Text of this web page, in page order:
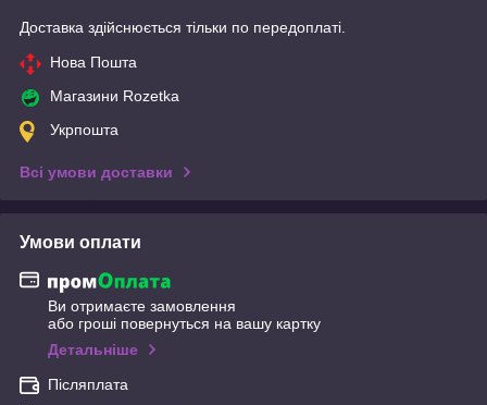
Доставка здійснюється тільки по передоплаті.
Нова Пошта
Магазини Rozetka
Укрпошта
Всі умови доставки
Умови оплати
Ви отримаєте замовлення
або гроші повернуться на вашу картку
Детальніше
Післяплата